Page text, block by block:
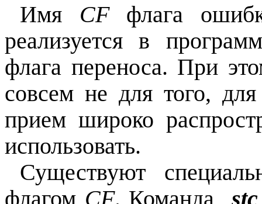
Имя CFфлага
реализуется в
флага переноса. При
совсем не для того,
прием широко
использовать.
Существуют
флагом CF. Командаstc